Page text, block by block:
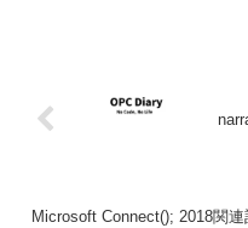
Microsoft Connect(); 2018関